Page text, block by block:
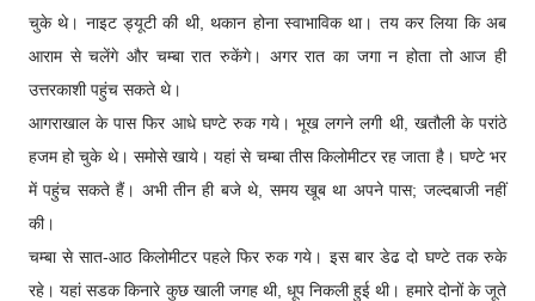
चुके थे। नाइट ड्यूटी की थी, थकान होना स्वाभाविक था। तय कर लिया कि अब
आराम से चलेंगे और चम्बा रात रुकेंगे। अगर रात का जगा न होता तो आज ही
उत्तरकाशी पहुंच सकते थे।
आगराखाल के पास फिर आधे घण्टे रुक गये। भूख लगने लगी थी, खतौली के परांठे
हजम हो चुके थे। समोसे खाये। यहां से चम्बा तीस किलोमीटर रह जाता है। घण्टे भर
में पहुंच सकते हैं। अभी तीन ही बजे थे, समय खूब था अपने पास; जल्दबाजी नहीं
की।
चम्बा से सात-आठ किलोमीटर पहले फिर रुक गये। इस बार डेढ दो घण्टे तक रुके
रहे। यहां सडक किनारे कुछ खाली जगह थी, धूप निकली हुई थी। हमारे दोनों के जूते